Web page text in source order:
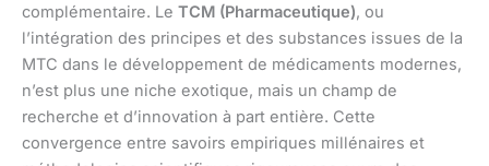
complémentaire. Le TCM (Pharmaceutique), ou
l’intégration des principes et des substances issues de la
MTC dans le développement de médicaments modernes,
n’est plus une niche exotique, mais un champ de
recherche et d’innovation à part entière. Cette
convergence entre savoirs empiriques millénaires et